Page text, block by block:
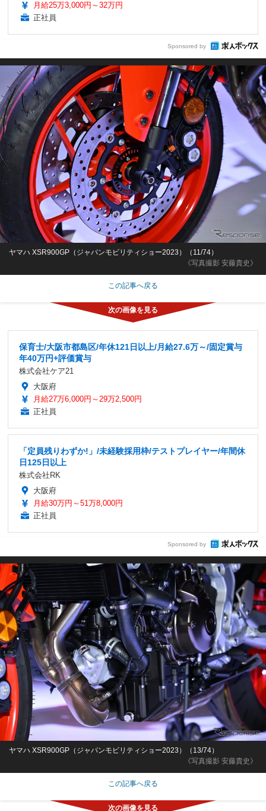
月給25万3,000円～32万円
正社員
Sponsored by
《写真撮影 安藤貴史》
ヤマハ XSR900GP（ジャパンモビリティショー2023）（11/74）
この記事へ戻る
保育士/大阪市都島区/年休121日以上/月給27.6万～/固定賞与
年40万円+評価賞与
株式会社ケア21
大阪府
月給27万6,000円～29万2,500円
正社員
「定員残りわずか!」/未経験採用枠/テストプレイヤー/年間休
日125日以上
株式会社RK
大阪府
月給30万円～51万8,000円
正社員
Sponsored by
《写真撮影 安藤貴史》
ヤマハ XSR900GP（ジャパンモビリティショー2023）（13/74）
この記事へ戻る